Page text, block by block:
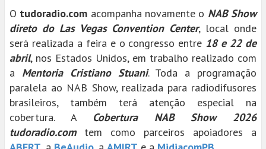
O tudoradio.com acompanha novamente o NAB Show
direto do Las Vegas Convention Center, local onde
será realizada a feira e o congresso entre 18 e 22 de
abril, nos Estados Unidos, em trabalho realizado com
a Mentoria Cristiano Stuani. Toda a programação
paralela ao NAB Show, realizada para radiodifusores
brasileiros, também terá atenção especial na
cobertura. A Cobertura NAB Show 2026
tudoradio.comtem como parceiros apoiadores a